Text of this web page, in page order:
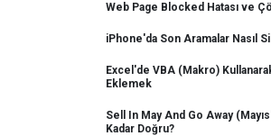
Web Page Blocked Hatası ve
iPhone'da Son Aramalar Nasıl
Excel'de VBA (Makro)
Eklemek
Sell In May And Go Away
Kadar Doğru?